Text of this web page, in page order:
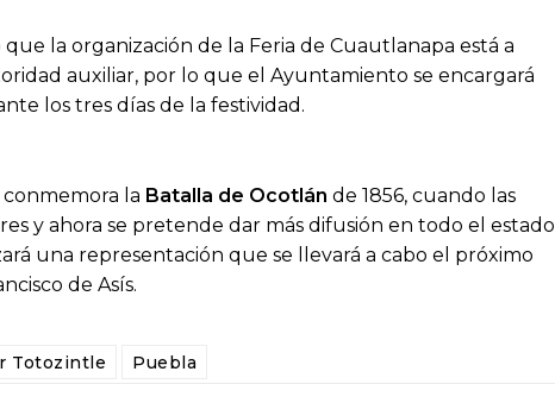
la organización de la Feria de Cuautlanapa está a
auxiliar, por lo que el Ayuntamiento se encargará
los tres días de la festividad.
la Batalla de Ocotlán de 1856, cuando las
y ahora se pretende dar más difusión en todo el estado
una representación que se llevará a cabo el próximo
de Asís.
Totozintle Puebla